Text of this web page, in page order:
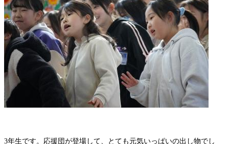
3年生です。応援団が登場して、とても元気いっぱいの出し物でし